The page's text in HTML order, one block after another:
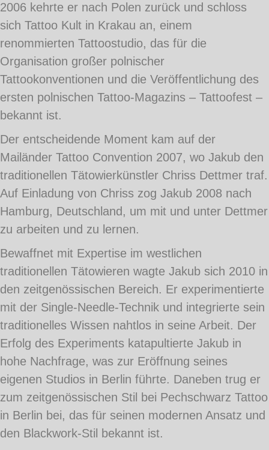
2006 kehrte er nach Polen zurück und schloss
sich Tattoo Kult in Krakau an, einem
renommierten Tattoostudio, das für die
Organisation großer polnischer
Tattookonventionen und die Veröffentlichung des
ersten polnischen Tattoo-Magazins – Tattoofest –
bekannt ist.
Der entscheidende Moment kam auf der
Mailänder Tattoo Convention 2007, wo Jakub den
traditionellen Tätowierkünstler Chriss Dettmer traf.
Auf Einladung von Chriss zog Jakub 2008 nach
Hamburg, Deutschland, um mit und unter Dettmer
zu arbeiten und zu lernen.
Bewaffnet mit Expertise im westlichen
traditionellen Tätowieren wagte Jakub sich 2010 in
den zeitgenössischen Bereich. Er experimentierte
mit der Single-Needle-Technik und integrierte sein
traditionelles Wissen nahtlos in seine Arbeit. Der
Erfolg des Experiments katapultierte Jakub in
hohe Nachfrage, was zur Eröffnung seines
eigenen Studios in Berlin führte. Daneben trug er
zum zeitgenössischen Stil bei Pechschwarz Tattoo
in Berlin bei, das für seinen modernen Ansatz und
den Blackwork-Stil bekannt ist.